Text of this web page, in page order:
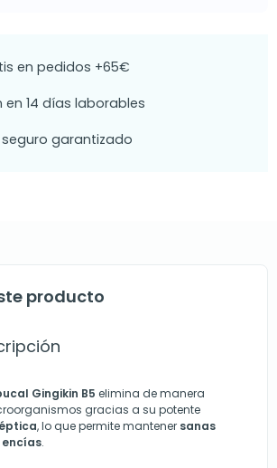
en pedidos +65€
en 14 días laborables
seguro garantizado
producto
Gingikin B5 elimina de manera
gracias a su potente
, lo que permite mantener sanas
.